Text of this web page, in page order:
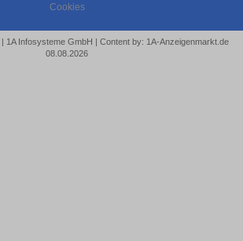
Cookies
1A Infosysteme GmbH | Content by: 1A-Anzeigenmarkt.de
08.08.2026